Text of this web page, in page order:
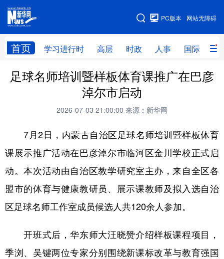
网站无障碍
PC版本
首页 学习进行时 高层 时政 人事 国际 财
网站地图
学习进行时 高层 时政 人事
财经 网评
全球连线
科技 科创 量子 体育
文化 书画 健康 军事
法律 中央文件
学术中国 乡村振兴 银龄 溯源中国
足球名师培训暨样板体育课推广在巴彦
淖尔市启动
2026-07-03 21:00:00 来源：新华网
7月2日，内蒙古自治区足球名师培训暨样板体育
课展示推广活动在巴彦淖尔市临河区金川学校正式启
动。本次活动由自治区教学研究室主办，来自全区各
盟市的体育与健康教研员、展示课教师及拟入选自治
区足球名师工作室成员候选人共120余人参加。
开班式后，华东师大汪晓赞介绍样板课程项目，
季浏、吴键两位专家分别围绕新课标改革与教育强国